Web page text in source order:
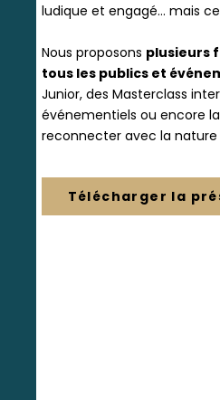
ludique et engagé… mais ce
Nous proposons plusieurs
tous les publics et
Junior, des Masterclass
événementiels ou encore
reconnecter avec la nature
Télécharger la